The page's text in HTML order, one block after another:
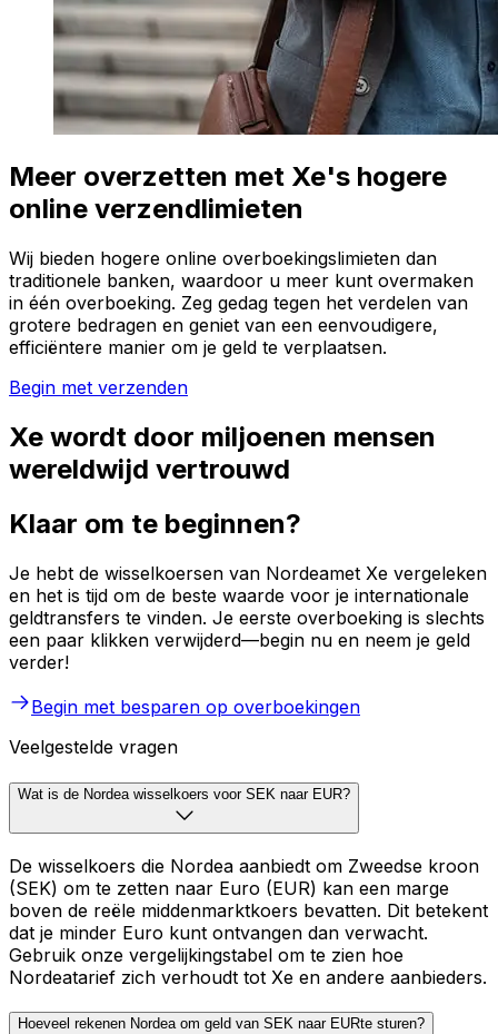
Meer overzetten met Xe's hogere
online verzendlimieten
Wij bieden hogere online overboekingslimieten dan
traditionele banken, waardoor u meer kunt overmaken
in één overboeking. Zeg gedag tegen het verdelen van
grotere bedragen en geniet van een eenvoudigere,
efficiëntere manier om je geld te verplaatsen.
Begin met verzenden
Xe wordt door miljoenen mensen
wereldwijd vertrouwd
Klaar om te beginnen?
Je hebt de wisselkoersen van Nordeamet Xe vergeleken
en het is tijd om de beste waarde voor je internationale
geldtransfers te vinden. Je eerste overboeking is slechts
een paar klikken verwijderd—begin nu en neem je geld
verder!
Begin met besparen op overboekingen
Veelgestelde vragen
Wat is de Nordea wisselkoers voor SEK naar EUR?
De wisselkoers die Nordea aanbiedt om Zweedse kroon
(SEK) om te zetten naar Euro (EUR) kan een marge
boven de reële middenmarktkoers bevatten. Dit betekent
dat je minder Euro kunt ontvangen dan verwacht.
Gebruik onze vergelijkingstabel om te zien hoe
Nordeatarief zich verhoudt tot Xe en andere aanbieders.
Hoeveel rekenen Nordea om geld van SEK naar EURte sturen?